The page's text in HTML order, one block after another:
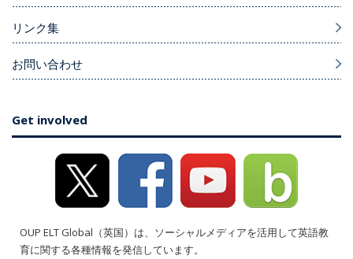
リンク集
お問い合わせ
Get involved
OUP ELT Global（英国）は、ソーシャルメディアを活用して英語教
育に関する各種情報を発信しています。